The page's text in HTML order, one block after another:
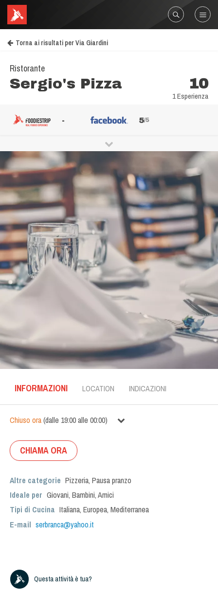
Torna ai risultati per Via Giardini
Ristorante
Sergio's Pizza 10
1 Esperienza
- 5/5
INFORMAZIONI LOCATION INDICAZIONI
Chiuso ora(dalle 19:00alle 00:00)
CHIAMA ORA
Altre categorie Pizzeria, Pausa pranzo
Ideale per Giovani, Bambini,Amici
Tipi di Cucina Italiana, Europea, Mediterranea
E-mail serbranca@yahoo.it
Questa attività è tua?